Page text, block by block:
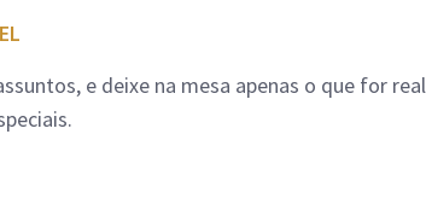
e deixe na mesa apenas o que for